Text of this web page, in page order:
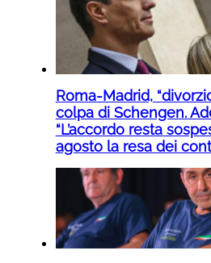
Roma-Madrid,
colpa di Schengen.
“L’accordo resta
agosto la resa dei